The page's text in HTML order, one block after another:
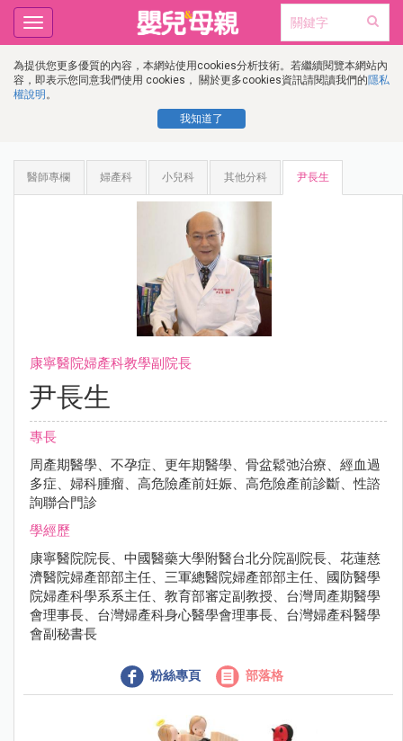
為提供您更多優質的內容，本網站使用cookies分析技術。若繼續閱覽本網站內
容，即表示您同意我們使用 cookies， 關於更多cookies資訊請閱讀我們的隱私
權說明 。
我知道了
Toggle
navigation
醫師專欄 婦產科 小兒科 其他分科 尹長生
康寧醫院婦產科教學副院長
尹長生
專長
周產期醫學、不孕症、更年期醫學、骨盆鬆弛治療、經血過
多症、婦科腫瘤、高危險產前妊娠、高危險產前診斷、性諮
詢聯合門診
學經歷
康寧醫院院長、中國醫藥大學附醫台北分院副院長、花蓮慈
濟醫院婦產部部主任、三軍總醫院婦產部部主任、國防醫學
院婦產科學系系主任、教育部審定副教授、台灣周產期醫學
會理事長、台灣婦產科身心醫學會理事長、台灣婦產科醫學
會副秘書長
粉絲專頁 部落格